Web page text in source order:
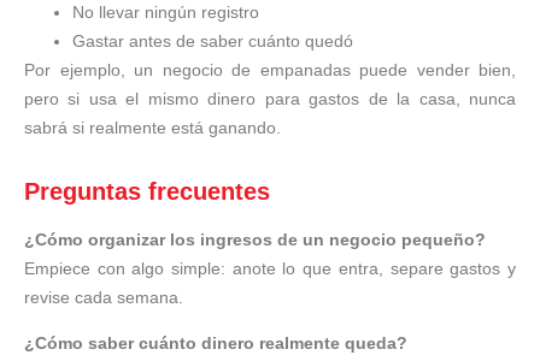
No llevar ningún registro
Gastar antes de saber cuánto quedó
Por ejemplo, un negocio de empanadas puede vender bien,
pero si usa el mismo dinero para gastos de la casa, nunca
sabrá si realmente está ganando.
Preguntas frecuentes
¿Cómo organizar los ingresos de un negocio pequeño?
Empiece con algo simple: anote lo que entra, separe gastos y
revise cada semana.
¿Cómo saber cuánto dinero realmente queda?